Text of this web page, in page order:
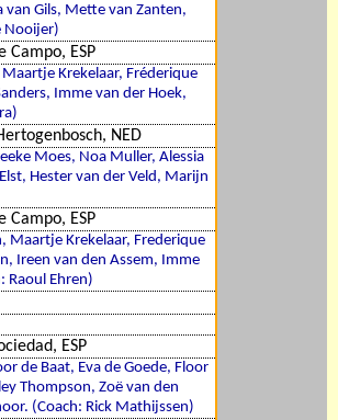
van Gils, Mette van Zanten,
Nooijer)
Campo, ESP
Krekelaar, Fréderique
Imme van der Hoek,
NED
Moes, Noa Muller, Alessia
Hester van der Veld, Marijn
Campo, ESP
Maartje Krekelaar, Frederique
Ireen van den Assem, Imme
Raoul Ehren)
ESP
de Baat, Eva de Goede, Floor
Thompson, Zoë van den
(Coach: Rick Mathijssen)